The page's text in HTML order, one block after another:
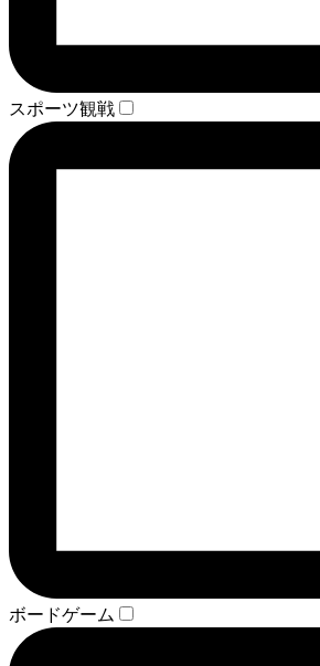
スポーツ観戦
ボードゲーム